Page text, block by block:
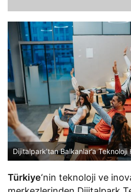
Dijitalpark’tan Balkanlar’a Teknoloji
Türkiye‘nin teknoloji ve